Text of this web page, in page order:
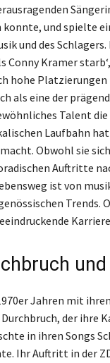
und spielte
und des
Conny Kramer
hohe
als eine der
Talent
Laufbahn
Obwohl sie
Auftritte
ist von
Trends.
Jahren mit
der ihre
in ihren Songs
Ihr Auftritt in der